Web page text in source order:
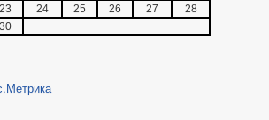
23
24 25 26 27
28
30